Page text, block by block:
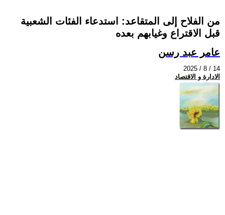
من الفلاح إلى المتقاعد: استدعاء الفئات الشعبية
قبل الاقتراع وغيابهم بعده
عامر عبد رسن
2025 / 8 / 14
الادارة و الاقتصاد